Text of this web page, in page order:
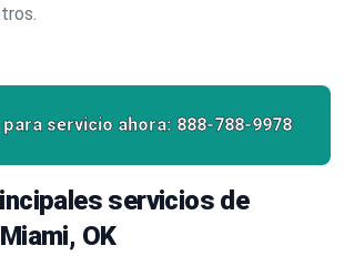
para servicio ahora: 888-788-9978
servicios de
OK